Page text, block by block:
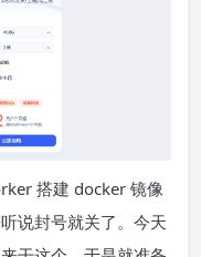
搭建 docker 镜像
说封号就关了。今天